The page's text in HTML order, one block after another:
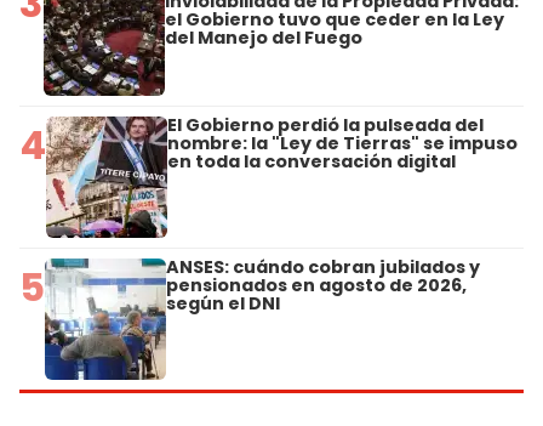
el Gobierno tuvo que ceder en la Ley
del Manejo del Fuego
4 El Gobierno perdió la pulseada del
nombre: la "Ley de Tierras" se impuso
en toda la conversación digital
5 ANSES: cuándo cobran jubilados y
pensionados en agosto de 2026,
según el DNI